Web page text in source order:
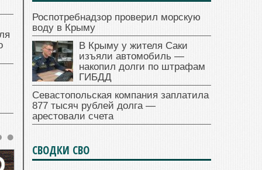
Роспотребнадзор проверил морскую
воду в Крыму
В Крыму у жителя Саки
изъяли автомобиль —
накопил долги по штрафам
ГИБДД
Севастопольская компания заплатила
877 тысяч рублей долга —
арестовали счета
СВОДКИ СВО